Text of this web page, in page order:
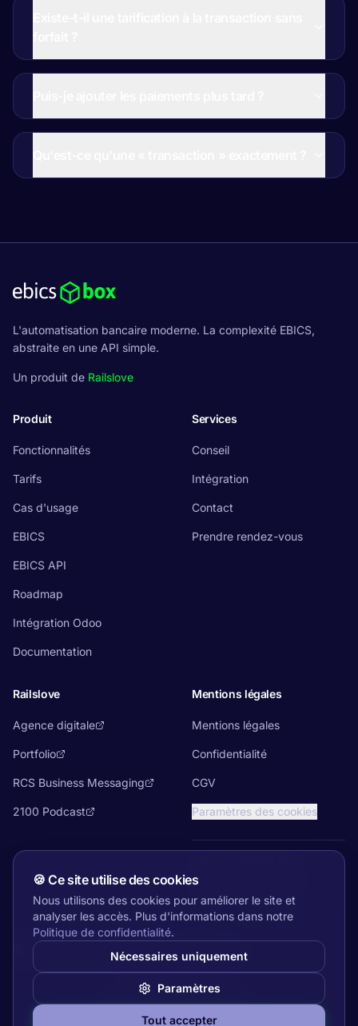
L'automatisation bancaire moderne. La complexité EBICS,
abstraite en une API simple.
Un produit de Railslove
Produit
Fonctionnalités
Tarifs
Cas d'usage
EBICS
EBICS API
Roadmap
Intégration Odoo
Documentation
Services
Conseil
Intégration
Contact
Prendre rendez-vous
Railslove
Agence digitale
Portfolio
RCS Business Messaging
2100 Podcast
Mentions légales
Mentions légales
Confidentialité
CGV
Paramètres des cookies
team@ebicsbox.com
Français English Nederlands Polski Italiano
2026 Railslove GmbH
Fait avec ❤️ à Cologne par
🍪Ce site utilise des cookies
Nous utilisons des cookies pour améliorer le site et
analyser les accès. Plus d'informations dans notre
Politique de confidentialité.
Nécessaires uniquement
Paramètres
Tout accepter